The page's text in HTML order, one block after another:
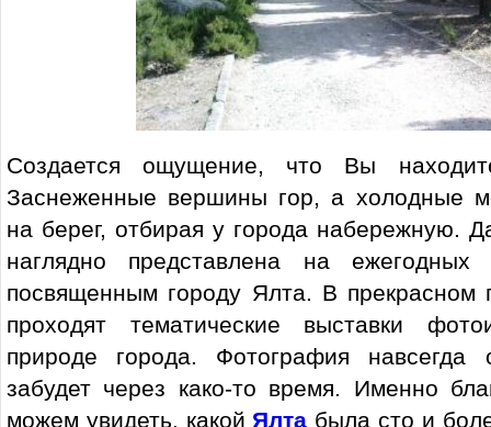
Создается ощущение, что Вы
Заснеженные вершины гор, а холодные
на берег, отбирая у города набережную.
наглядно представлена на ежегодных
посвященным городу Ялта. В прекрасном
проходят тематические выставки
природе города. Фотография навсегда
забудет через како-то время. Именно
можем увидеть, какой Ялта была сто и